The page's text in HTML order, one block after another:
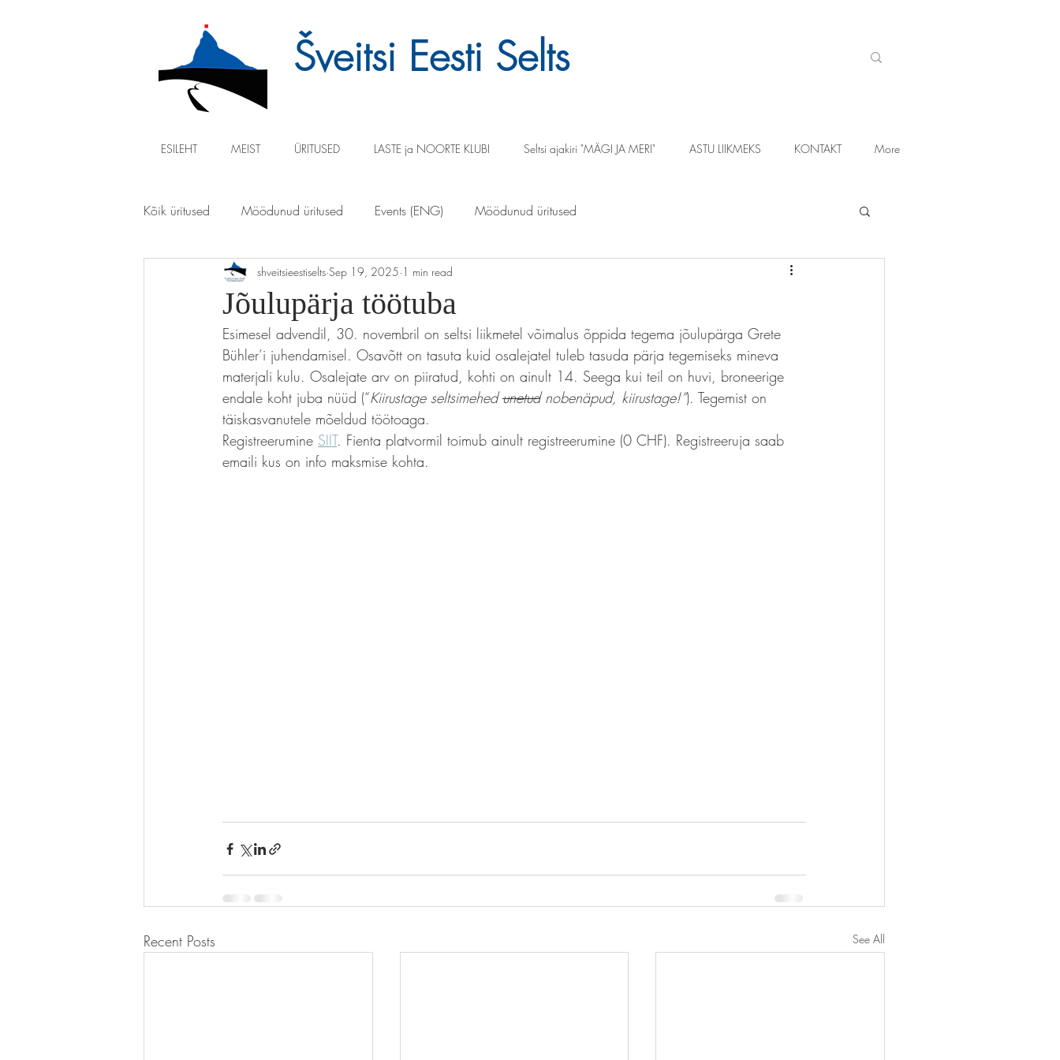
Šveitsi Eesti Selts
ESILEHT MEIST ÜRITUSED LASTE ja NOORTE KLUBI Seltsi ajakiri "MÄGI JA MERI" ASTU LIIKMEKS KONTAKT More
Kõik üritused Möödunud üritused Events (ENG) Möödunud üritused
Jõulupärja töötuba
shveitsieestiselts Sep 19, 2025 1 min read
Esimesel advendil, 30. novembril on seltsi liikmetel võimalus õppida tegema jõulupärga Grete
Bühler’i juhendamisel. Osavõtt on tasuta kuid osalejatel tuleb tasuda pärja tegemiseks mineva
materjali kulu. Osalejate arv on piiratud, kohti on ainult 14. Seega kui teil on huvi, broneerige
endale koht juba nüüd (“Kiirustage seltsimehed unetud nobenäpud, kiirustage!”). Tegemist on
täiskasvanutele mõeldud töötoaga.
Registreerumine SIIT. Fienta platvormil toimub ainult registreerumine (0 CHF). Registreeruja saab
emaili kus on info maksmise kohta.
Recent Posts See All